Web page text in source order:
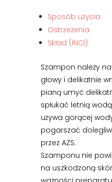
Sposób użycia
Ostrzeżenia
Skład (INCI)
Szampon należy
głowy i delikatnie
pianą umyć
spłukać letnią
używa gorącej
pogarszać
przez AZS.
Szamponu nie
na uszkodzoną